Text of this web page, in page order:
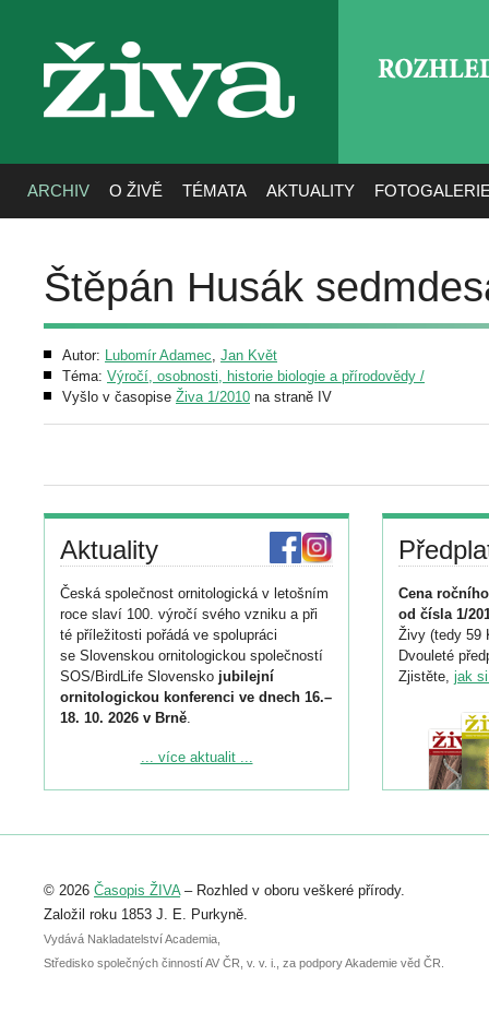
živa
ARCHIV O ŽIVĚ TÉMATA AKTUALITY
Štěpán Husák
Autor: Lubomír Adamec, Jan Květ
Téma: Výročí, osobnosti, historie biologie a přírodovědy /
Vyšlo v časopise Živa 1/2010 na straně IV
Aktuality
Česká společnost ornitologická v letošním
roce slaví 100. výročí svého vzniku a při
té příležitosti pořádá ve spolupráci
se Slovenskou ornitologickou společností
SOS/BirdLife Slovensko jubilejní
ornitologickou konferenci ve dnech 16.–
18. 10. 2026 v Brně.
Podrobnější informace ke konferenci
Registrovat se můžete do 6. září.
abstraktu přihlášené přednášky nebo
posteru je už 30. června.
... více aktualit ...
Cena
od čísla 1/
Živy (tedy 59
Dvouleté
Zjistěte, jak
© 2026 Časopis ŽIVA– Rozhled v oboru veškeré přírody.
Založil roku 1853 J. E. Purkyně.
Vydává Nakladatelství Academia,
Středisko společných činností AV ČR, v. v. i., za podpory Akademie věd ČR.